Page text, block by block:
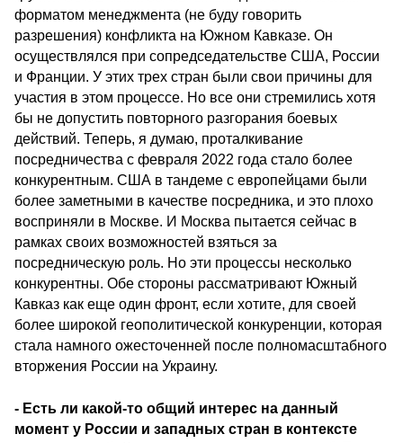
форматом менеджмента (не буду говорить
разрешения) конфликта на Южном Кавказе. Он
осуществлялся при сопредседательстве США, России
и Франции. У этих трех стран были свои причины для
участия в этом процессе. Но все они стремились хотя
бы не допустить повторного разгорания боевых
действий. Теперь, я думаю, проталкивание
посредничества с февраля 2022 года стало более
конкурентным. США в тандеме с европейцами были
более заметными в качестве посредника, и это плохо
восприняли в Москве. И Москва пытается сейчас в
рамках своих возможностей взяться за
посредническую роль. Но эти процессы несколько
конкурентны. Обе стороны рассматривают Южный
Кавказ как еще один фронт, если хотите, для своей
более широкой геополитической конкуренции, которая
стала намного ожесточенней после полномасштабного
вторжения России на Украину.
- Есть ли какой-то общий интерес на данный
момент у России и западных стран в контексте